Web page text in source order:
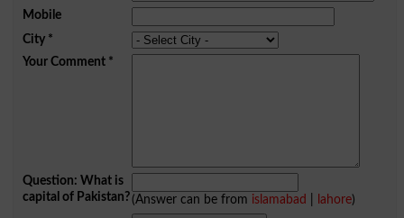
Mobile
City*
Your Comment*
Question: What is
capital of Pakistan?(Answer can be from islamabad lahore)